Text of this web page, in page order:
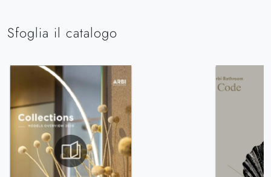
Sfoglia il catalogo